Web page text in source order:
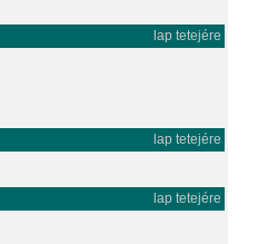
lap tetejére
lap tetejére
lap tetejére